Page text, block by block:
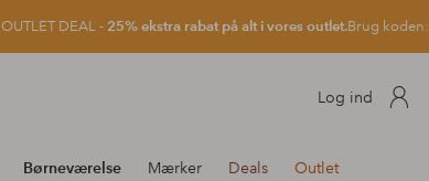
OUTLET DEAL - 25% ekstra rabat på alt i vores outlet.Brug koden:
Log ind
Børneværelse Mærker Deals Outlet